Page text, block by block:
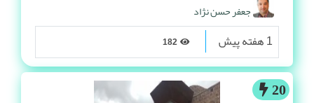
جعفر حسن نژاد
1 هفته پیش
20